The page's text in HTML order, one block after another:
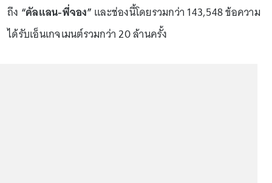
ถึง “คัลแลน-พี่จอง” และช่องนี้โดยรวมกว่า 143,548 ข้อความ
ได้รับเอ็นเกจเมนต์รวมกว่า 20 ล้านครั้ง